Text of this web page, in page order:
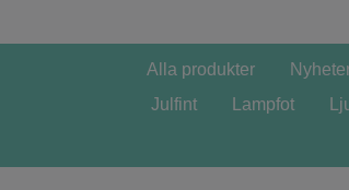
Alla produkter
Julfint
Lampfot